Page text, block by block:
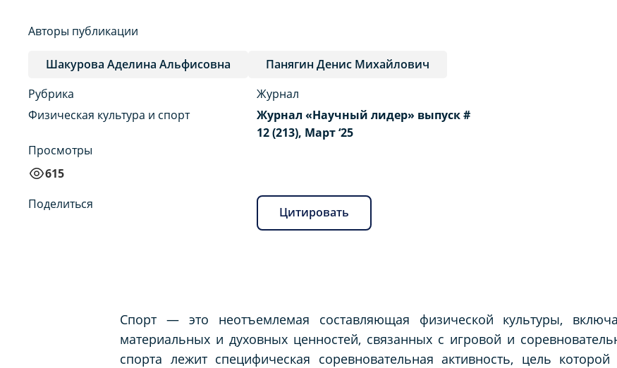
Авторы публикации
Шакурова Аделина Альфисовна
Панягин Денис Михайлович
Рубрика
Физическая культура и спорт
Просмотры
615
Журнал
Журнал «Научный лидер» выпуск #
12 (213), Март ‘25
Поделиться
Цитировать
Спорт — это неотъемлемая составляющая физической культуры,
материальных и духовных ценностей, связанных с игровой и
спорта лежит специфическая соревновательная активность, цель